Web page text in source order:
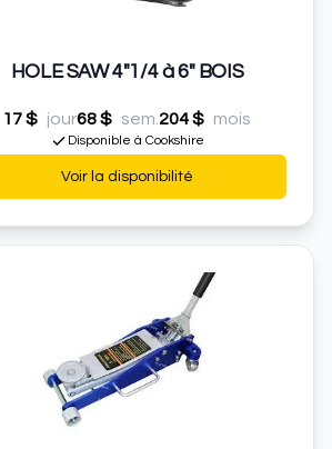
HOLE SAW 4"1/4 à 6" BOIS
17 $ jour68 $ sem. 204 $ mois
Disponible à Cookshire
Voir la disponibilité